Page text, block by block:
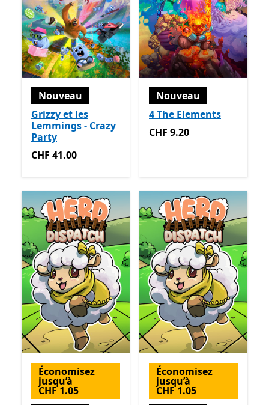
Nouveau
Grizzy et les
Lemmings - Crazy
Party
CHF 41.00
CHF 41.00
Nouveau
4 The Elements
CHF 9.20
CHF 9.20
Économisez
jusqu’à
CHF 1.05
Économisez
jusqu’à
CHF 1.05